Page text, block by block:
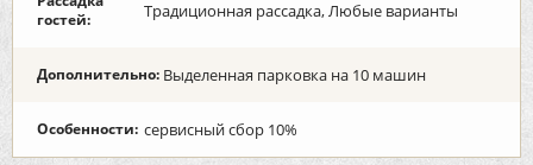
гостей:
Традиционная рассадка, Любые варианты
Дополнительно: Выделенная парковка на 10 машин
Особенности: сервисный сбор 10%